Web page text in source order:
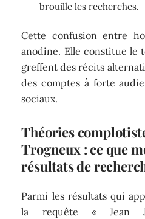
brouille les recherches.
Cette confusion entre
anodine. Elle constitue le
greffent des récits
des comptes à forte
sociaux.
Théories
Trogneux : ce que
résultats de
Parmi les résultats qui
la requête « Jean